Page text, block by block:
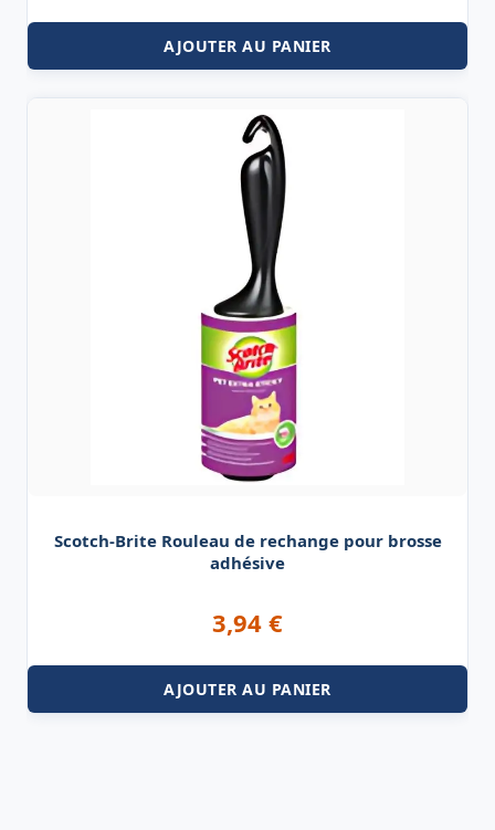
AJOUTER AU PANIER
Scotch-Brite Rouleau de rechange pour brosse
adhésive
3,94 €
AJOUTER AU PANIER